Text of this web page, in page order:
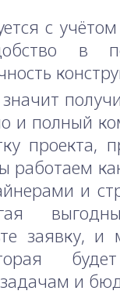
с
в
и полный
проекта,
работаем
и
заявку,
и